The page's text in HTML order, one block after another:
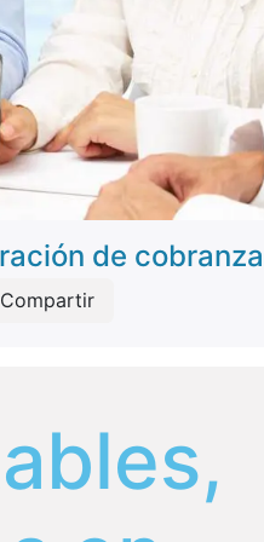
de cobranza
Compartir